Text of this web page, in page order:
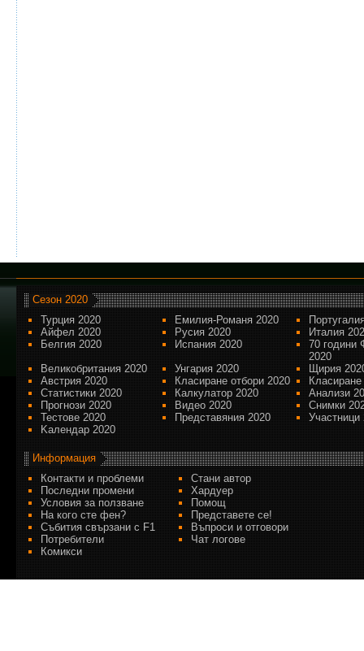
Сезон 2020
Турция 2020
Емилия-Романя 2020
Айфел 2020
Русия 2020
Италия
Белгия 2020
Испания 2020
70 години
2020
Великобритания 2020
Унгария 2020
Щирия
Австрия 2020
Класиране отбори 2020
Статистики 2020
Калкулатор 2020
Анализи
Прогнози 2020
Видео 2020
Снимки
Тестове 2020
Представяния 2020
Участници
Kалендар 2020
Информация
Контакти и проблеми
Стани автор
Последни промени
Хардуер
Условия за ползване
Помощ
На кого сте фен?
Представете се!
Събития свързани с F1
Въпроси и отговори
Потребители
Чат логове
Комикси